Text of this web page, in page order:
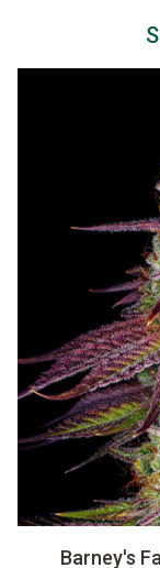
Barney's